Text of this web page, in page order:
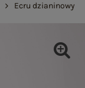
Ecru dzianinowy